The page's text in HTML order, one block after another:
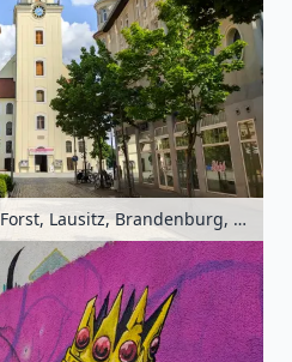
Stadtkirche St. Nikolai in Forst, Lausitz, Brandenburg, Deutschland